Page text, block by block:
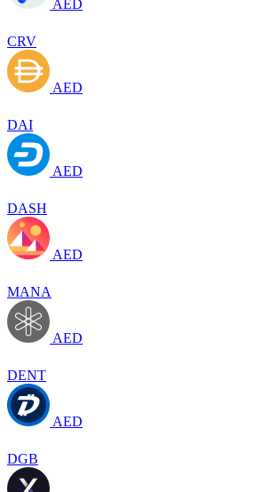
AED
CRV
AED
DAI
AED
DASH
AED
MANA
AED
DENT
AED
DGB